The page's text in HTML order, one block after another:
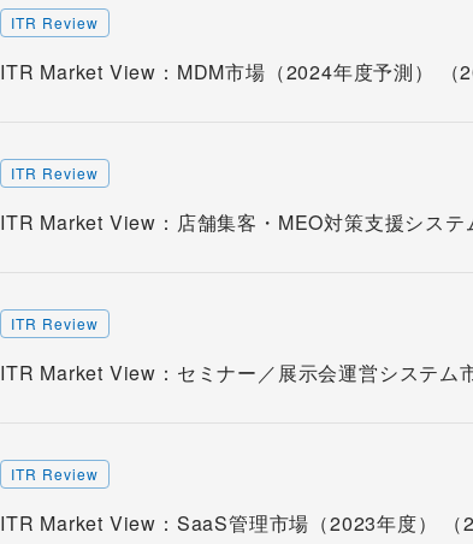
ITR Review
ITR Market View：MDM市場（2024年度予測） （
ITR Review
ITR Market View：店舗集客・MEO対策支援シス
ITR Review
ITR Market View：セミナー／展示会運営システム
ITR Review
ITR Market View：SaaS管理市場（2023年度） （